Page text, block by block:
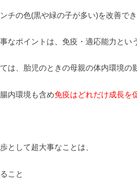
チの色(黒や緑の子が多い)を改善でき
なポイントは、免疫・適応能力とい
は、胎児のときの母親の体内環境の
内環境も含め免疫はどれだけ成長を
として超大事なことは、
こと